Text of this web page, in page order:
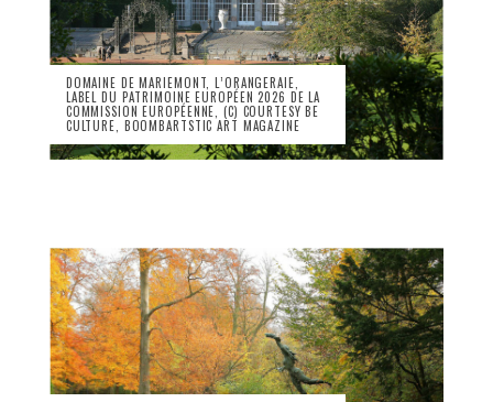
DOMAINE DE MARIEMONT, L’ORANGERAIE,
LABEL DU PATRIMOINE EUROPÉEN 2026 DE LA
COMMISSION EUROPÉENNE, (C) COURTESY BE
CULTURE, BOOMBARTSTIC ART MAGAZINE